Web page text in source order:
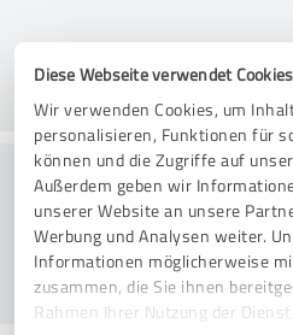
Diese Webseite verwendet Cookies
Wir verwenden Cookies, um
personalisieren, Funktionen für
können und die Zugriffe auf
Außerdem geben wir
unserer Website an unsere
Werbung und Analysen weiter.
Informationen möglicherweise
zusammen, die Sie ihnen
Rahmen Ihrer Nutzung der